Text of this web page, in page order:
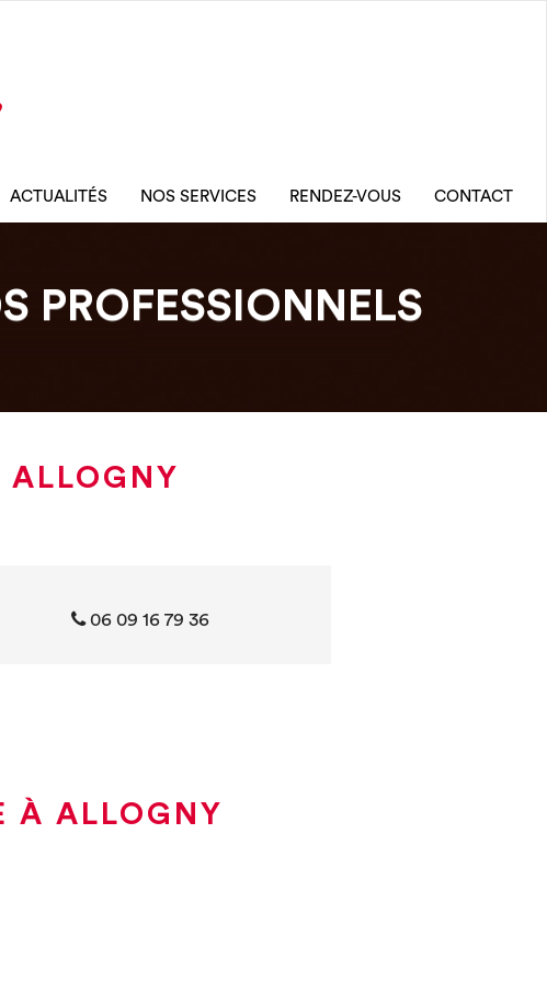
ACTUALITÉS NOS SERVICES RENDEZ-VOUS CONTACT
PROFESSIONNELS
ALLOGNY
‭06 09 16 79 36‬
À ALLOGNY